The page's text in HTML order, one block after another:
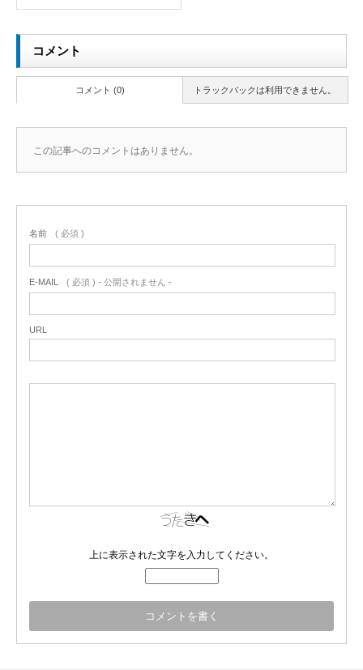
コメント
トラックバックは利用できません。
コメント (0)
この記事へのコメントはありません。
名前 ( 必須 )
E-MAIL ( 必須 ) - 公開されません -
URL
上に表示された文字を入力してください。